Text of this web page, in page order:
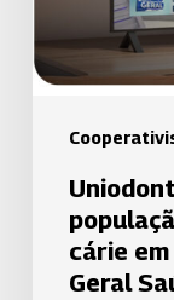
cárie
participação
Balanço
Geral
Saúdecárie
Geral